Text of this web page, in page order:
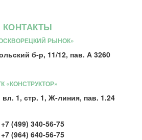
КОНТАКТЫ
РЫНОК»
б-р, 11/12, пав. А 3260
«КОНСТРУКТОР»
1, стр. 1, Ж-линия, пав. 1.24
+7 (499) 340-56-75
+7 (964) 640-56-75